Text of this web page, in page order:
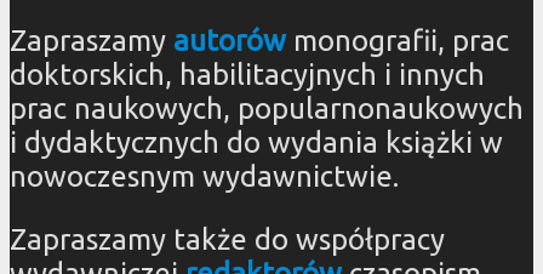
Zapraszamy autorówmonografii, prac
doktorskich, habilitacyjnych i innych
prac naukowych, popularnonaukowych
i dydaktycznych do wydania książki w
nowoczesnym wydawnictwie.
Zapraszamy także do współpracy